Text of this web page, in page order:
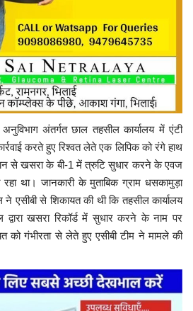
अंतर्गत छाल तहसील कार्यालय में एंटी
करते हुए रिश्वत लेते एक लिपिक को रंगे हाथ
से खसरा के बी-1 में त्रुटि सुधार करने के एवज
था। जानकारी के मुताबिक ग्राम धसकामुड़ा
ने एसीबी से शिकायत की थी कि तहसील कार्यालय
खसरा रिकॉर्ड में सुधार करने के नाम पर
को गंभीरता से लेते हुए एसीबी टीम ने मामले की